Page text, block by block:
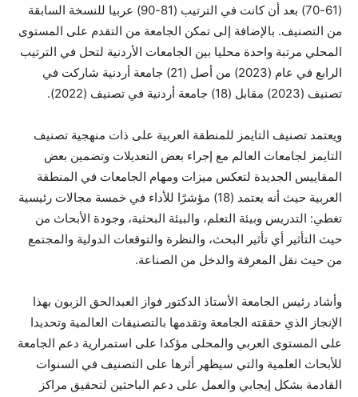
(61-70) بعد أن كانت في الترتيب (81-90) عربيا للنسخة السابقة
من التصنيف. بالإضافة إلى تمكن الجامعة من التقدم على المستوى
المحلي مرتبة واحدة محليا بين الجامعات الأردنية لتحل في الترتيب
الرابع في عام (2023) من أصل (21) جامعة أردنية شاركت في
تصنيف (2023) مقابل (18) جامعة أردنية في تصنيف (2022).
ويعتمد تصنيف التايمز للمنطقة العربية على ذات منهجية تصنيف
التايمز لجامعات العالم مع إجراء بعض التعديلات وتضمين بعض
المقاييس الجديدة لتعكس ميزات ومهام الجامعات في المنطقة
العربية حيث أنه يعتمد (18) مؤشرًا للأداء في خمسة مجالات رئيسية
تغطي: التدريس وبيئة التعلم، والبيئة البحثية، وجودة الأبحاث من
حيث التأثير أي تأثير البحث، والنظرة والتوقعات الدولية والمجتمع
من حيث نقل المعرفة والدخل من الصناعة.
وأشاد رئيس الجامعة الأستاذ الدكتور فواز العبدالحق الزبون بهذا
الإنجاز الذي حققته الجامعة وتقدمها بالتصنيفات العالمية وتحديدا
على المستوى العربي والمحلى مؤكدا على استمرارية دعم الجامعة
للأبحاث العلمية والتي سيظهر أثرها على التصنيف في السنوات
القادمة بشكل إيجابي والعمل على دعم الباحثين لتحقيق مراكز